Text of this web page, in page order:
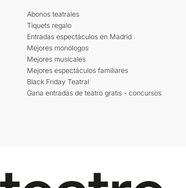
Abonos teatrales
Tiquets regalo
Entradas espectáculos en Madrid
Mejores monólogos
Mejores musicales
Mejores espectáculos familiares
Black Friday Teatral
Gana entradas de teatro gratis - concursos